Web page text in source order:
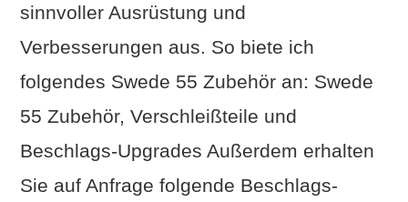
VIEW POST
sinnvoller Ausrüstung und
Verbesserungen aus. So biete ich
folgendes Swede 55 Zubehör an: Swede
55 Zubehör, Verschleißteile und
Beschlags-Upgrades Außerdem erhalten
Sie auf Anfrage folgende Beschlags-